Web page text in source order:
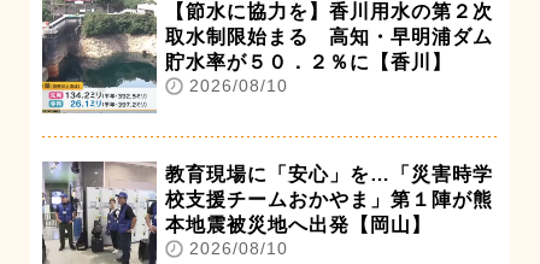
【節水に協力を】香川用水の第２次
取水制限始まる 高知・早明浦ダム
貯水率が５０．２％に【香川】
2026/08/10
教育現場に「安心」を…「災害時学
校支援チームおかやま」第１陣が熊
本地震被災地へ出発【岡山】
2026/08/10